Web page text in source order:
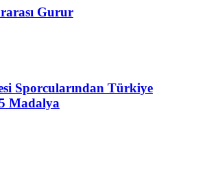
Gurur
Sporcularından Türkiye
Madalya